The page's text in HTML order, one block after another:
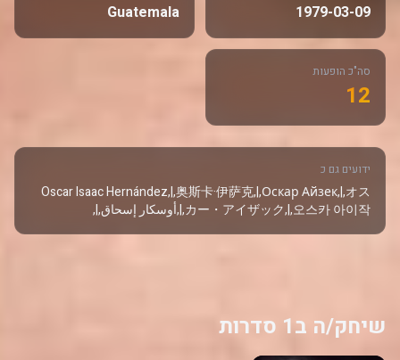
1979-03-09
Guatemala
סה"כ הופעות
12
ידועים גם כ
Oscar Isaac Hernández,|,奥斯卡·伊萨克,|,Оскар Айзек,|,オス
カー・アイザック,|,오스카 아이작,|,أوسكار إسحاق,|,
שיחק/ה ב1 סדרות